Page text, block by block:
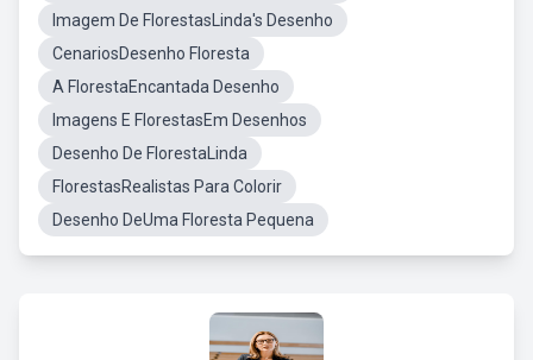
Imagem De FlorestasLinda's Desenho
CenariosDesenho Floresta
A FlorestaEncantada Desenho
Imagens E FlorestasEm Desenhos
Desenho De FlorestaLinda
FlorestasRealistas Para Colorir
Desenho DeUma Floresta Pequena